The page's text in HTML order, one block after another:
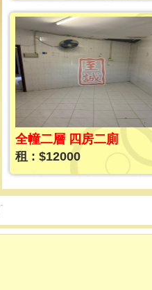
全幢二層 四房二廁
租 : $12000